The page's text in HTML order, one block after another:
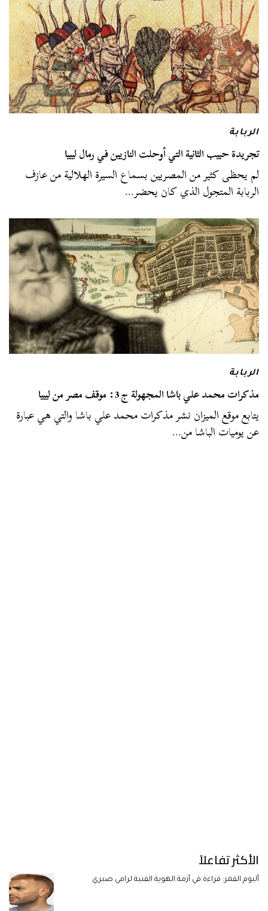
الربابة
تجريدة حبيب الثانية التي أوحلت النازيين في رمال ليبيا
لم يحظى كثير من المصريين بسماع السيرة الهلالية من عازف
الربابة المتجول الذي كان يحضر…
الربابة
مذكرات محمد علي باشا المجهولة ج 3: موقف مصر من ليبيا
يتابع موقع الميزان نشر مذكرات محمد علي باشا والتي هي عبارة
عن يوميات الباشا من…
الأكثر تفاعلاً
ألبوم القمر: قراءة في أزمة الهوية الفنية لرامي صبري